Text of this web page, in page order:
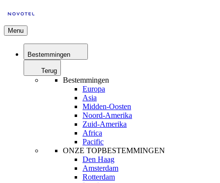
Menu
Bestemmingen
Terug
Bestemmingen
Europa
Asia
Midden-Oosten
Noord-Amerika
Zuid-Amerika
Africa
Pacific
ONZE TOPBESTEMMINGEN
Den Haag
Amsterdam
Rotterdam